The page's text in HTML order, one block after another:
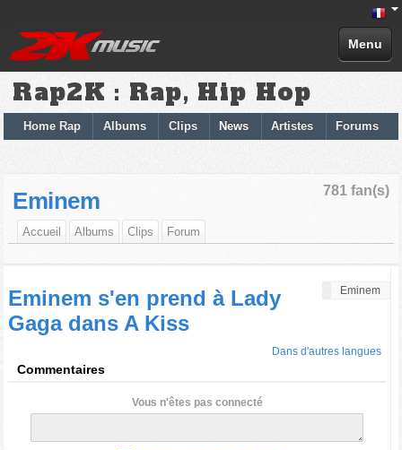
Menu
Rap2K : Rap, Hip Hop
Home Rap Albums Clips News Artistes Forums
781 fan(s)
Eminem
Accueil Albums Clips Forum
Eminem
Eminem s'en prend à Lady
Gaga dans A Kiss
Dans d'autres langues
Commentaires
Vous n'êtes pas connecté